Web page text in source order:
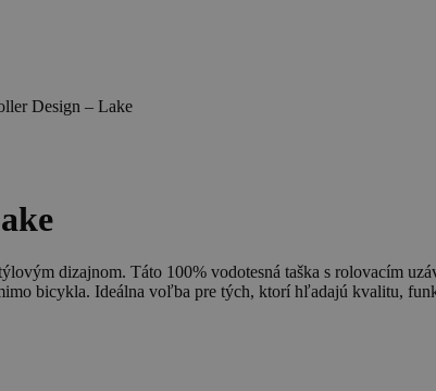
Design – Lake
dizajnom. Táto 100% vodotesná taška s rolovacím
bicykla. Ideálna voľba pre tých, ktorí hľadajú kvalitu,